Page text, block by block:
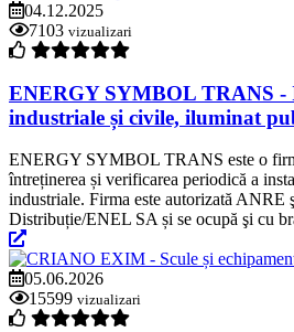
04.12.2025
7103 vizualizari
ENERGY SYMBOL TRANS -
industriale și civile, iluminat
ENERGY SYMBOL TRANS este o
întreținerea și verificarea periodică a
industriale. Firma este autorizată ANRE
Distribuție/ENEL SA și se ocupă şi cu
05.06.2026
15599 vizualizari